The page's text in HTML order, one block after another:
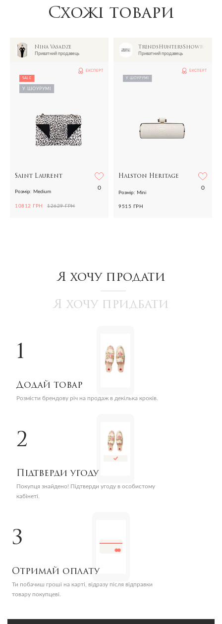
Схожі товари
Nina Vasadze
Приватний продавець
SALE
У ШОУРУМІ
ЕКСПЕРТ
Saint Laurent
0
Розмір: Medium
10812 ГРН 12629 ГРН
TrendsHuntersShowroom
Приватний продавець
У ШОУРУМІ
ЕКСПЕРТ
Halston Heritage
0
Розмір: Mini
9515 ГРН
Я хочу продати
Я хочу придбати
1
Додай товар
Розмісти брендову річ на продаж в декілька кроків.
2
Підтверди угоду
Покупця знайдено! Підтверди угоду в особистому
кабінеті.
3
Отримай оплату
Ти побачиш гроші на карті, відразу після відправки
товару покупцеві.